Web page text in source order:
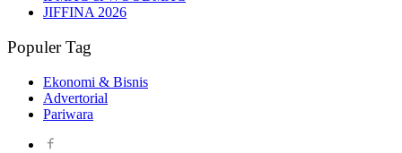
JIFFINA 2026
Populer Tag
Ekonomi & Bisnis
Advertorial
Pariwara